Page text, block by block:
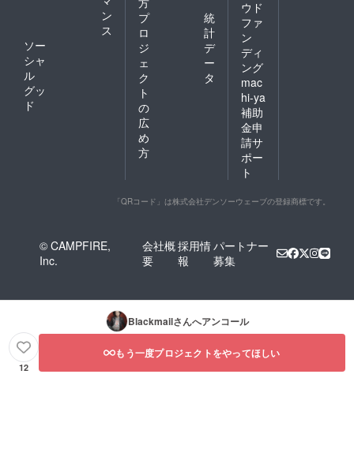
ン
ス
ソー
シャ
ル
グッ
ド
プ
ロ
ジ
ェ
ク
ト
の
広
め
方
統
計
デ
ー
タ
ウド
ファ
ン
ディ
ング
mac
hi-ya
補助
金申
請サ
ポー
ト
「QRコード」は株式会社デンソーウェーブの登録商標です。
© CAMPFIRE,
Inc.
会社概
要
採用情
報
パートナー
募集
Blackmailさんへアンコール
12
もう一度プロジェクトをやってほしい